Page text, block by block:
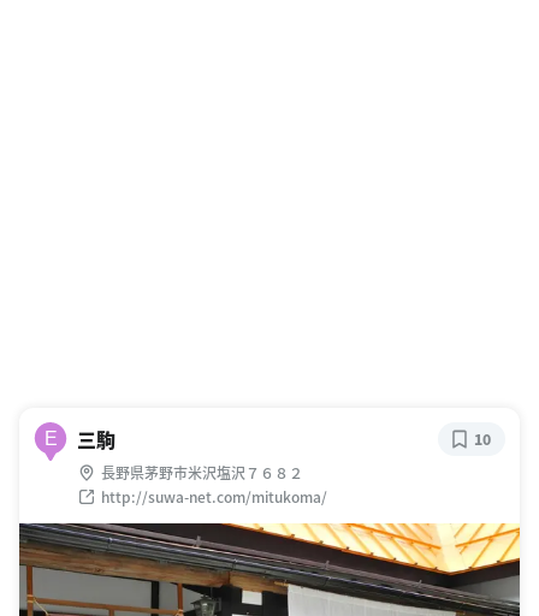
E 三駒
長野県茅野市米沢塩沢７６８２
http://suwa-net.com/mitukoma/
10